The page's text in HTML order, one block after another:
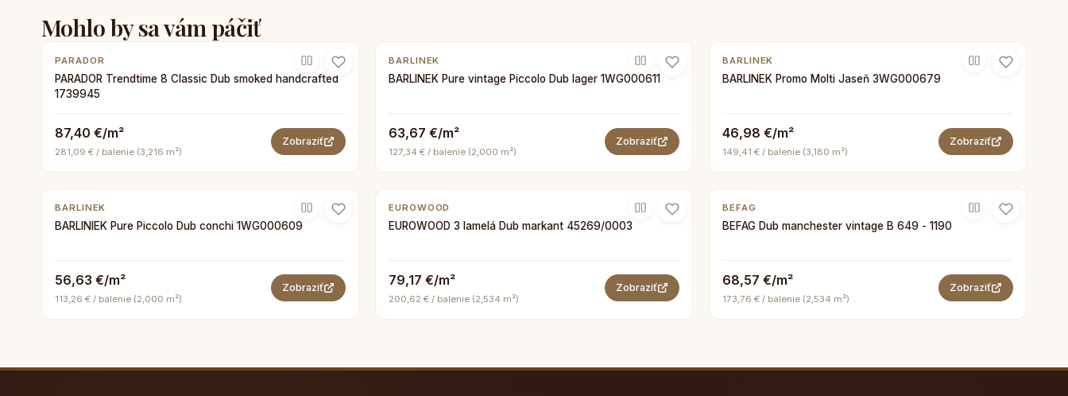
Mohlo by sa vám páčiť
PARADOR
PARADOR Trendtime 8 Classic Dub smoked handcrafted
1739945
87,40 €/m²
281,09 € / balenie (3,216 m²)
Zobraziť
BARLINEK
BARLINEK Pure vintage Piccolo Dub lager 1WG000611
63,67 €/m²
127,34 € / balenie (2,000 m²)
Zobraziť
BARLINEK
BARLINEK Promo Molti Jaseň 3WG000679
46,98 €/m²
149,41 € / balenie (3,180 m²)
Zobraziť
BARLINEK
BARLINIEK Pure Piccolo Dub conchi 1WG000609
56,63 €/m²
113,26 € / balenie (2,000 m²)
Zobraziť
EUROWOOD
EUROWOOD 3 lamelá Dub markant 45269/0003
79,17 €/m²
200,62 € / balenie (2,534 m²)
Zobraziť
BEFAG
BEFAG Dub manchester vintage B 649 - 1190
68,57 €/m²
173,76 € / balenie (2,534 m²)
Zobraziť